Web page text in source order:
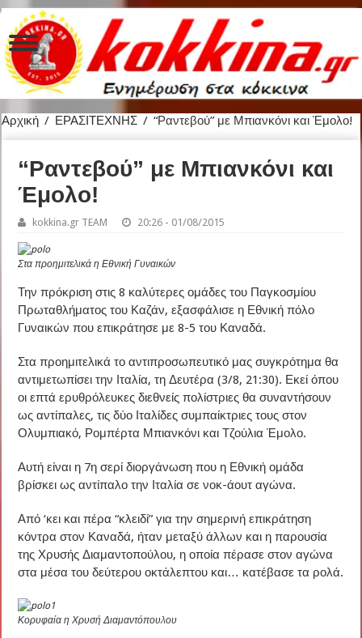
Αρχική / ΕΡΑΣΙΤΕΧΝΗΣ / “Ραντεβού” με Μπιανκόνι και Έμολο!
“Ραντεβού” με Μπιανκόνι και
Έμολο!
kokkina.gr TEAM 20:26 - 01/08/2015
Στα προημιτελικά η Εθνική Γυναικών
Την πρόκριση στις 8 καλύτερες ομάδες του Παγκοσμίου
Πρωταθλήματος του Καζάν, εξασφάλισε η Εθνική πόλο
Γυναικών που επικράτησε με 8-5 του Καναδά.
Στα προημιτελικά το αντιπροσωπευτικό μας συγκρότημα θα
αντιμετωπίσει την Ιταλία, τη Δευτέρα (3/8, 21:30). Εκεί όπου
οι επτά ερυθρόλευκες διεθνείς πολίστριες θα συναντήσουν
ως αντίπαλες, τις δύο Ιταλίδες συμπαίκτριες τους στον
Ολυμπιακό, Ρομπέρτα Μπιανκόνι και Τζούλια Έμολο.
Αυτή είναι η 7η σερί διοργάνωση που η Εθνική ομάδα
βρίσκει ως αντίπαλο την Ιταλία σε νοκ-άουτ αγώνα.
Από ‘κει και πέρα “κλειδί” για την σημερινή επικράτηση
κόντρα στον Καναδά, ήταν μεταξύ άλλων και η παρουσία
της Χρυσής Διαμαντοπούλου, η οποία πέρασε στον αγώνα
στα μέσα του δεύτερου οκτάλεπτου και… κατέβασε τα ρολά.
Κορυφαία η Χρυσή Διαμαντόπουλου